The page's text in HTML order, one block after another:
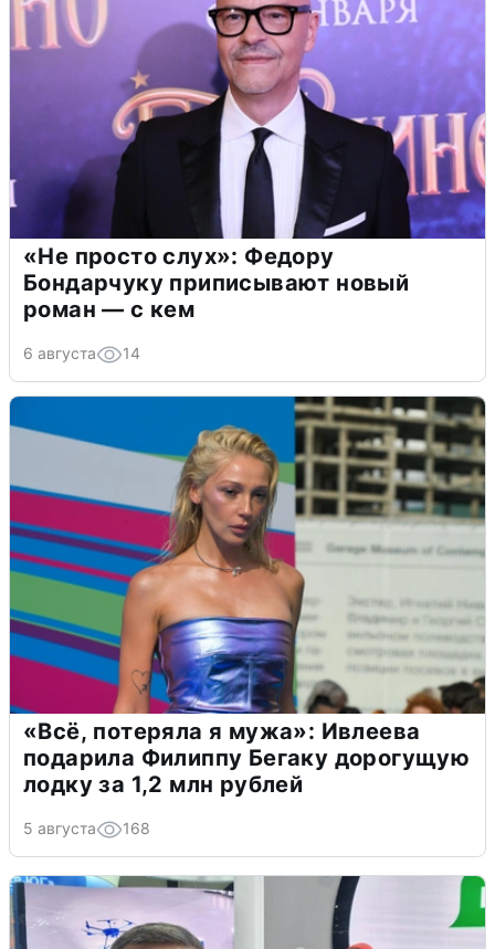
«Не просто слух»: Федору
Бондарчуку приписывают новый
роман — с кем
6 августа 14
«Всё, потеряла я мужа»: Ивлеева
подарила Филиппу Бегаку дорогущую
лодку за 1,2 млн рублей
5 августа 168